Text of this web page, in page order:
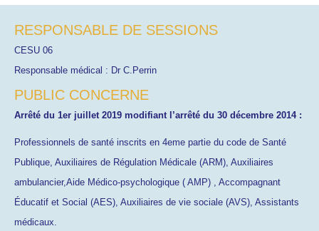
RESPONSABLE DE SESSIONS
CESU 06
Responsable médical : Dr C.Perrin
PUBLIC CONCERNE
Arrêté du 1er juillet 2019 modifiant l’arrêté du 30 décembre 2014 :
Professionnels de santé inscrits en 4eme partie du code de Santé
Publique, Auxiliaires de Régulation Médicale (ARM), Auxiliaires
ambulancier,Aide Médico-psychologique ( AMP) , Accompagnant
Éducatif et Social (AES), Auxiliaires de vie sociale (AVS), Assistants
médicaux.